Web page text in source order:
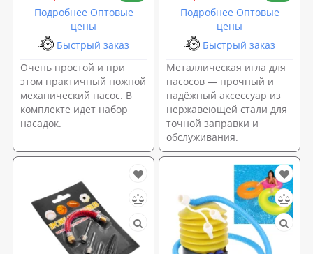
Подробнее Оптовые
цены
Быстрый заказ
Очень простой и при
этом практичный ножной
механический насос. В
комплекте идет набор
насадок.
Подробнее Оптовые
цены
Быстрый заказ
Металлическая игла для
насосов — прочный и
надёжный аксессуар из
нержавеющей стали для
точной заправки и
обслуживания.